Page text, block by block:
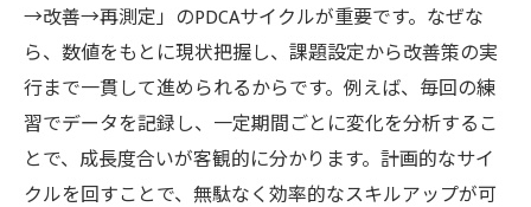
→改善→再測定」のPDCAサイクルが重要です。なぜな
ら、数値をもとに現状把握し、課題設定から改善策の実
行まで一貫して進められるからです。例えば、毎回の練
習でデータを記録し、一定期間ごとに変化を分析するこ
とで、成長度合いが客観的に分かります。計画的なサイ
クルを回すことで、無駄なく効率的なスキルアップが可